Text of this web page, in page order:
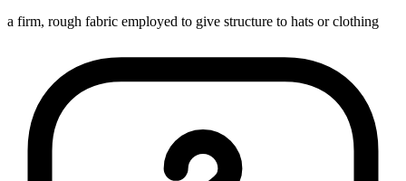
a firm, rough fabric employed to give structure to hats or clothing